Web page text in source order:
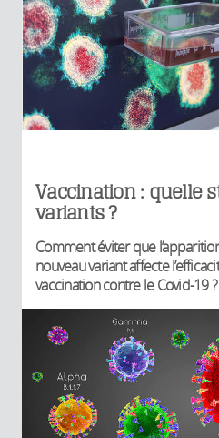
Vaccination : quelle
variants ?
Comment éviter que
nouveau variant affecte
vaccination contre le Covid-19